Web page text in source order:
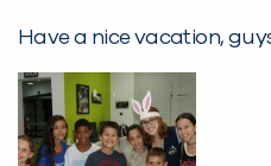
Have a nice vacation,